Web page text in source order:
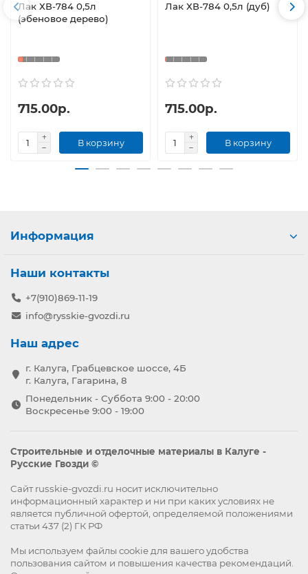
Лак ХВ-784 0,5л
(эбеновое дерево)
715.00р.
В корзину
Лак ХВ-784 0,5л (дуб)
715.00р.
В корзину
Информация
Наши контакты
+7(910)869-11-19
info@rysskie-gvozdi.ru
Наш адрес
г. Калуга, Грабцевское шоссе, 4Б
г. Калуга, Гагарина, 8
Понедельник - Суббота 9:00 - 20:00
Воскресенье 9:00 - 19:00
Строительные и отделочные материалы в Калуге -
Русские Гвозди ©
Сайт russkie-gvozdi.ru носит исключительно
информационный характер и ни при каких условиях не
является публичной офертой, определяемой положениями
статьи 437 (2) ГК РФ
Мы используем файлы cookie для вашего удобства
пользования сайтом и повышения качества рекомендаций.